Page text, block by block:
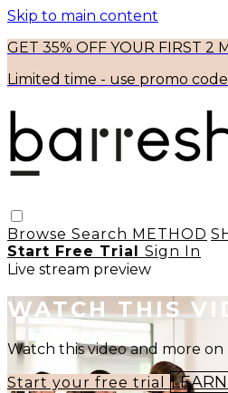
Skip to main content
GET 35% OFF YOUR FIRST 2
Limited time - use promo
Browse Search METHOD
Start Free Trial Sign In
Live stream preview
WATCH THIS
Watch this video and more on
Start your free trial